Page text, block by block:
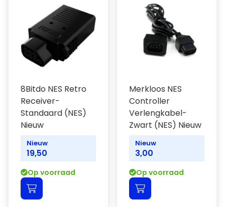
8Bitdo NES Retro
Receiver-
Standaard (NES)
Nieuw
Nieuw
19,50
Op voorraad
Merkloos NES
Controller
Verlengkabel-
Zwart (NES) Nieuw
Nieuw
3,00
Op voorraad